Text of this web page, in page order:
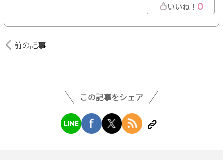
いいね！ 0
前の記事
この記事をシェア